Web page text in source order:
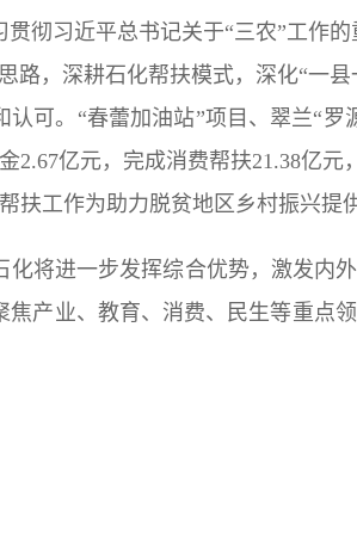
贯彻习近平总书记关于“三农”工作
路，深耕石化帮扶模式，深化“一
可。“春蕾加油站”项目、翠兰“
2.67亿元，完成消费帮扶21.38亿
扶工作为助力脱贫地区乡村振兴提
化将进一步发挥综合优势，激发内
产业、教育、消费、民生等重点